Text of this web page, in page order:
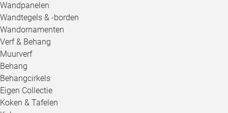
Wandpanelen
Wandtegels & -borden
Wandornamenten
Verf & Behang
Muurverf
Behang
Behangcirkels
Eigen Collectie
Koken & Tafelen